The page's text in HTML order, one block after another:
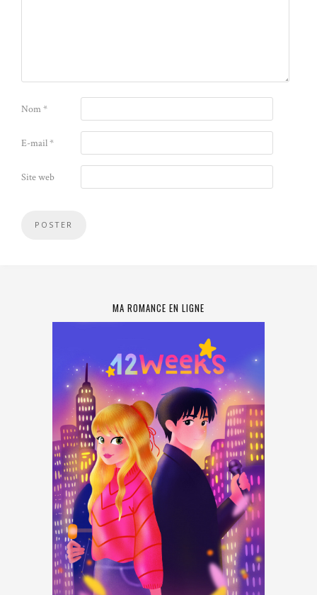
Nom*
E-mail*
Site web
MA ROMANCE EN LIGNE